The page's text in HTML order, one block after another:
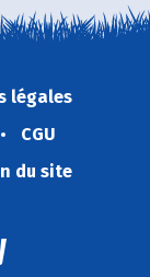
légales
CGU
du site